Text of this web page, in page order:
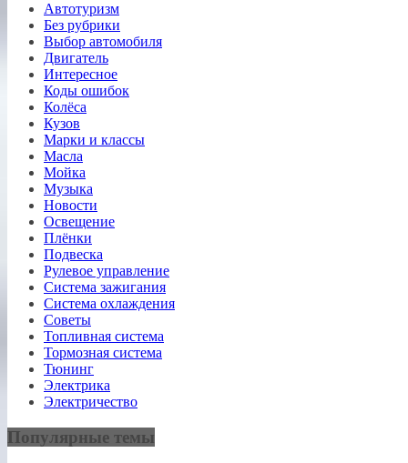
Автотуризм
Без рубрики
Выбор автомобиля
Двигатель
Интересное
Коды ошибок
Колёса
Кузов
Марки и классы
Масла
Мойка
Музыка
Новости
Освещение
Плёнки
Подвеска
Рулевое управление
Система зажигания
Система охлаждения
Советы
Топливная система
Тормозная система
Тюнинг
Электрика
Электричество
Популярные темы